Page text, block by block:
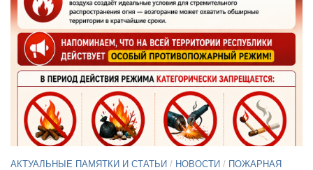
АКТУАЛЬНЫЕ ПАМЯТКИ И СТАТЬИ / НОВОСТИ 11.05.2026